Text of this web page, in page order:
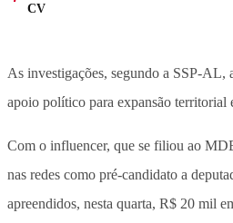
CV
As investigações, segundo a SSP-AL,
apoio político para expansão territorial
Com o influencer, que se filiou ao
nas redes como pré-candidato a
apreendidos, nesta quarta, R$ 20 mil